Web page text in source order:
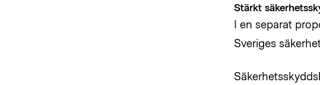
Stärkt
I en separat
Sveriges